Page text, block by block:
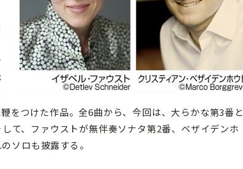
をつけた作品。全6曲から、今回は、大らかな第3番と
て、ファウストが無伴奏ソナタ第2番、ベザイデンホ
ソロも披露する。